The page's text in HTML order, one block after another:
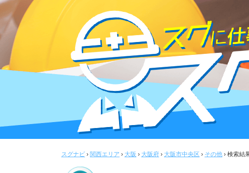
スグナビ › 関西エリア › 大阪 › 大阪府 › 大阪市中央区 › その他 › 検索結